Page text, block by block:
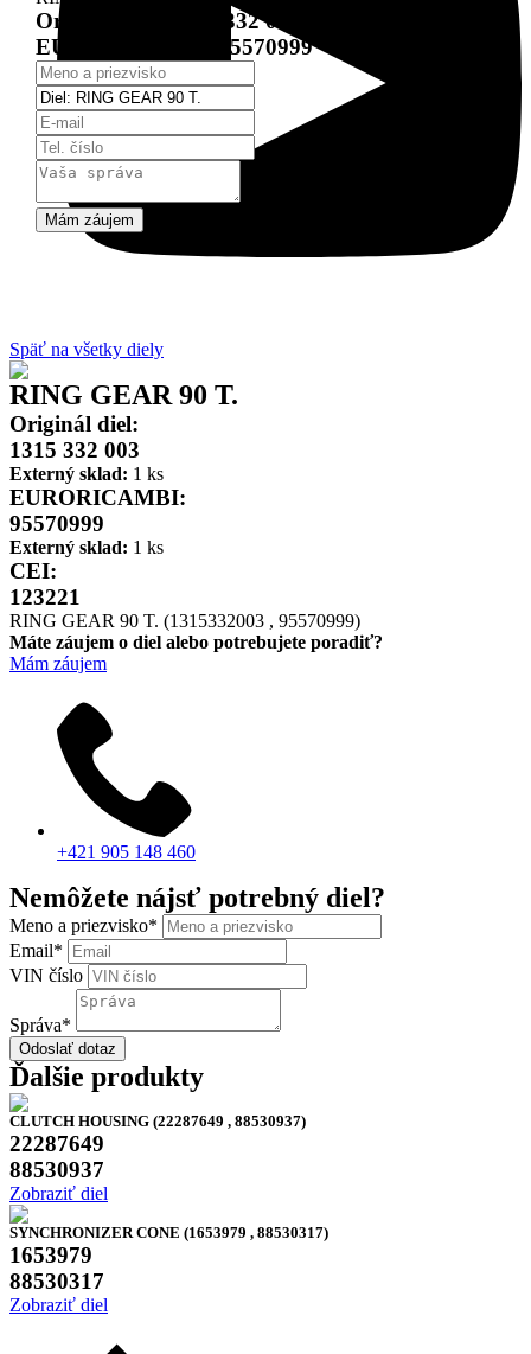
Späť na všetky diely
RING GEAR 90 T.
Originál diel:
1315 332 003
Externý sklad: 1 ks
EURORICAMBI:
95570999
Externý sklad: 1 ks
CEI:
123221
RING GEAR 90 T. (1315332003 , 95570999)
Máte záujem o diel alebo potrebujete poradiť?
Mám záujem
+421 905 148 460
Nemôžete nájsť potrebný diel?
Meno a priezvisko*
Email*
VIN číslo
Správa*
Odoslať dotaz
Ďalšie produkty
CLUTCH HOUSING (22287649 , 88530937)
22287649
88530937
Zobraziť diel
SYNCHRONIZER CONE (1653979 , 88530317)
1653979
88530317
Zobraziť diel
Originál diel:
1315 332 003
EURORICAMBI:
95570999
Mám záujem